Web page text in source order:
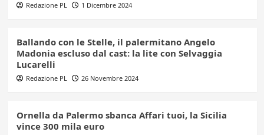
Redazione PL 1 Dicembre 2024
Ballando con le Stelle, il palermitano Angelo
Madonia escluso dal cast: la lite con Selvaggia
Lucarelli
Redazione PL 26 Novembre 2024
Ornella da Palermo sbanca Affari tuoi, la Sicilia
vince 300 mila euro